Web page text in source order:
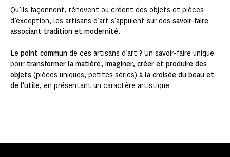
Qu’ils façonnent, rénovent ou créent des objets et pièces
d’exception, les artisans d’art s’appuient sur des savoir-faire
associant tradition et modernité.
Le point commun de ces artisans d’art ? Un savoir-faire unique
pour transformer la matière, imaginer, créer et produire des
objets (pièces uniques, petites séries) à la croisée du beau et
de l'utile, en présentant un caractère artistique